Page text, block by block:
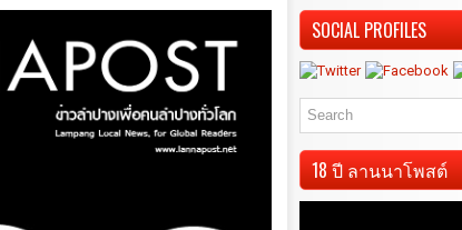
SOCIAL PROFILES
18 ปี ลานนาโพสต์